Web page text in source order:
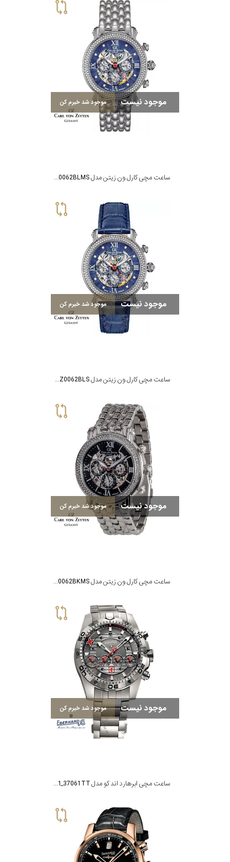
موجود نیست موجود شد خبرم کن
ساعت مچی کارل ون زیتن مدل CVZ0062BLMS
موجود نیست موجود شد خبرم کن
ساعت مچی کارل ون زیتن مدل CVZ0062BLS
موجود نیست موجود شد خبرم کن
ساعت مچی کارل ون زیتن مدل CVZ0062BKMS
موجود نیست موجود شد خبرم کن
ساعت مچی ابرهارد اند کو مدل MTE37061.1_37061 TT